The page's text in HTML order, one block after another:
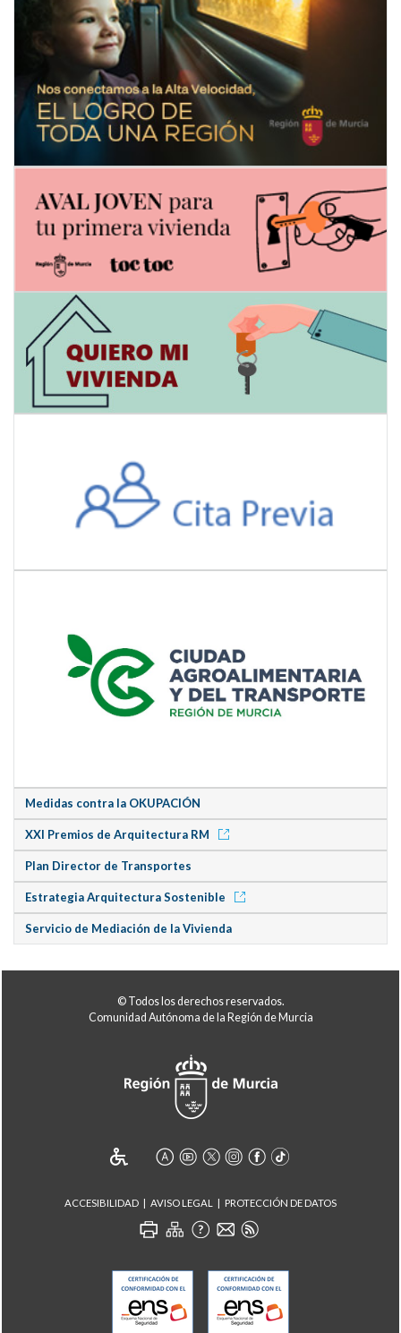
Medidas contra la OKUPACIÓN
XXI Premios de Arquitectura RM
Plan Director de Transportes
Estrategia Arquitectura Sostenible
Servicio de Mediación de la Vivienda
© Todos los derechos reservados.
Comunidad Autónoma de la Región de Murcia
ACCESIBILIDAD AVISO LEGAL PROTECCIÓN DE DATOS